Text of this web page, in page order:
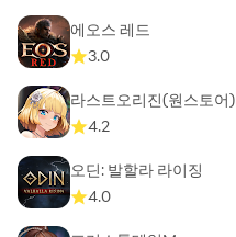
에오스 레드
3.0
라스트오리진(원스토어)
4.2
오딘: 발할라 라이징
4.0